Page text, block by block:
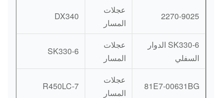
2270-9025
عجلات
المسار
DX340
SK330-6 الدوار
السفلي
عجلات
المسار
SK330-6
81E7-00631BG
عجلات
المسار
R450LC-7